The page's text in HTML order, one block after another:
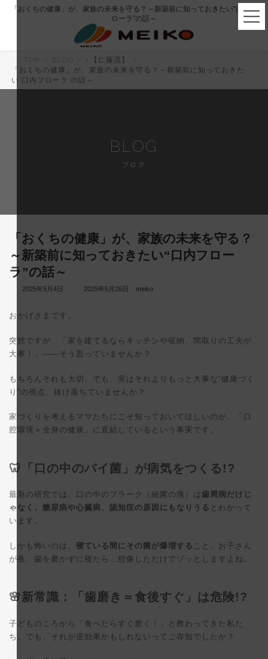
ッ
移
「おくちの健康」が、家族の未来を守る？～新築前に知っておきたい“口内フ
ローラ”の話～
TOP BLOG
1.【仁藤流】
「おくちの健康」が、家族の未来を守る？～新築前に知っておきた
い“口内フローラ”の話～
BLOG
ブログ
「おくちの健康」が、家族の未来を守る？
～新築前に知っておきたい“口内フロー
ラ”の話～
2025年5月4日
最
:
2025年5月26日 meiko
おかげさまです。
突然ですが、「家を建てるならキッチンや収納、間取りの工夫が
大事！」――そう思っていませんか？
もちろんそれも大切。でも、実はそれよりもっと大事な“健康づく
り”の視点、抜け落ちていませんか？
家づくりを考えるママたちにこそ知っておいてほしいのが、「口
腔環境＝全身の健康」に直結しているという事実です。
🦷「口の中のバイ菌」が病気をつくる!?
最新の研究では、口の中のプラーク（細菌の塊）は歯周病だけじ
ゃなく、糖尿病や心臓病、認知症の原因にもなりうる とわかって
います。
しかも怖いのは、 寝ている間にその菌が爆増する こと。お子さん
が夜、歯を磨かずに寝たら…想像しただけでゾッとしますよね。
🌸新常識：「歯磨き＝食後すぐ」は危険!?
子どものころから「食べたらすぐ磨く！」と教わってきた私た
ち。でも、それが逆効果かもしれないってご存知でしたか？